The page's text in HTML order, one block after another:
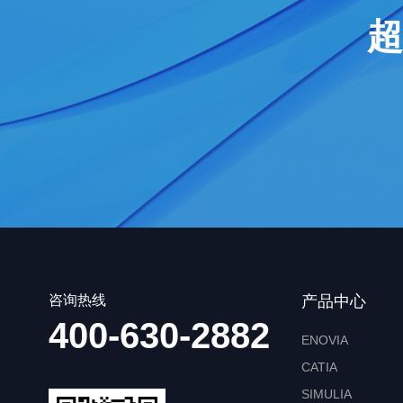
咨询热线
400-630-2882
产品中心
ENOVIA
CATIA
SIMULIA